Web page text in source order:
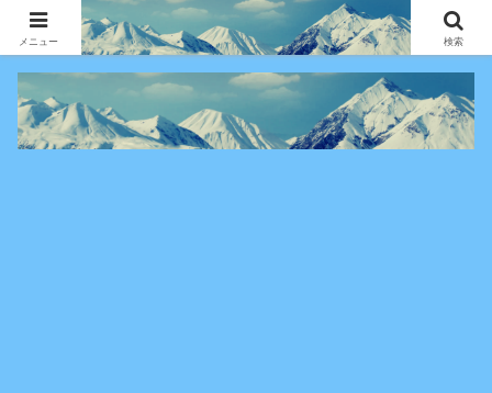
アニメ・漫画・VOD作品の見どころ、配信情報、登場人物や物語の考察を、作
品別・ジャンル別に分かりやすく紹介する専門ブログです。
メニュー 検索